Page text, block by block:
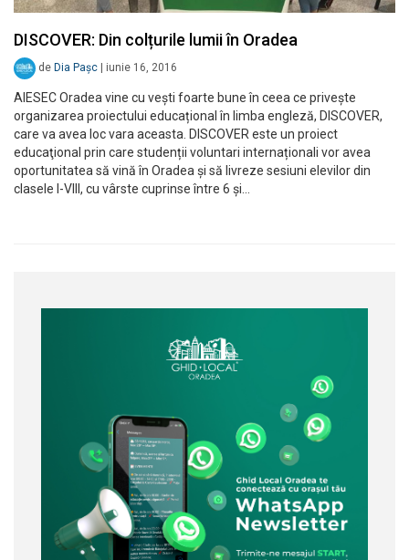
DISCOVER: Din colțurile lumii în Oradea
de Dia Pașc iunie 16, 2016
AIESEC Oradea vine cu vești foarte bune în ceea ce privește
organizarea proiectului educațional în limba engleză, DISCOVER,
care va avea loc vara aceasta. DISCOVER este un proiect
educaţional prin care studenții voluntari internaționali vor avea
oportunitatea să vină în Oradea și să livreze sesiuni elevilor din
clasele I-VIII, cu vârste cuprinse între 6 și…